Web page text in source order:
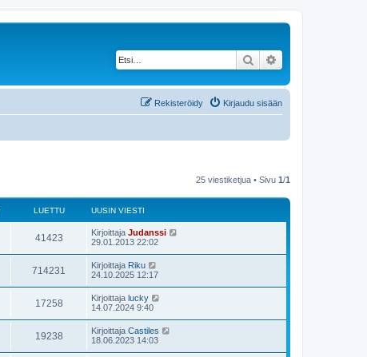
Etsi
Kirjaudu sisään
Rekisteröidy
25 viestiketjua • Sivu 1/1
LUETTU UUSIN VIESTI
41423 Kirjoittaja Judanssi
29.01.2013 22:02
714231 Kirjoittaja Riku
24.10.2025 12:17
17258 Kirjoittaja lucky
14.07.2024 9:40
19238 Kirjoittaja Castiles
18.06.2023 14:03